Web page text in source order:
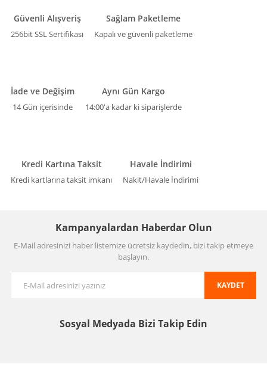
Güvenli Alışveriş
256bit SSL Sertifikası
Sağlam Paketleme
Kapalı ve güvenli paketleme
İade ve Değişim
14 Gün içerisinde
Aynı Gün Kargo
14:00'a kadar ki siparişlerde
Kredi Kartına Taksit
Kredi kartlarına taksit imkanı
Havale İndirimi
Nakit/Havale İndirimi
Kampanyalardan Haberdar Olun
E-Mail adresinizi haber listemize ücretsiz kaydedin, bizi takip etmeye
başlayın.
KAYDET
Sosyal Medyada Bizi Takip Edin